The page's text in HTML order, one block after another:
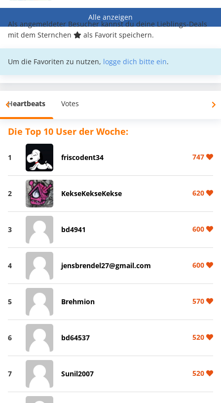
Alle anzeigen
Als angemeldeter Besucher kannst du deine Lieblings-Deals
mit dem Sternchen
als Favorit speichern.
Um die Favoriten zu nutzen, logge dich bitte ein.
Heartbeats Votes
Die Top 10 User der Woche:
1 friscodent34 747
2 KekseKekseKekse 620
3 bd4941 600
4 jensbrendel27@gmail.com 600
5 Brehmion 570
6 bd64537 520
7 Sunil2007 520